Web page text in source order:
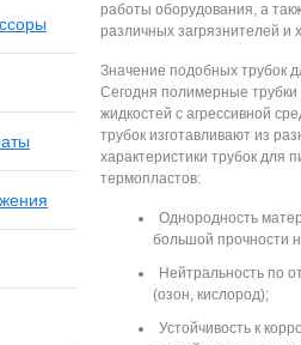
работы оборудования, а
различных загрязнителей и
Значение подобных трубок
Сегодня полимерные
жидкостей с агрессивной
трубок изготавливают из
характеристики трубок для
термопластов:
Однородность
большой прочности
Нейтральность по
(озон, кислород);
Устойчивость к